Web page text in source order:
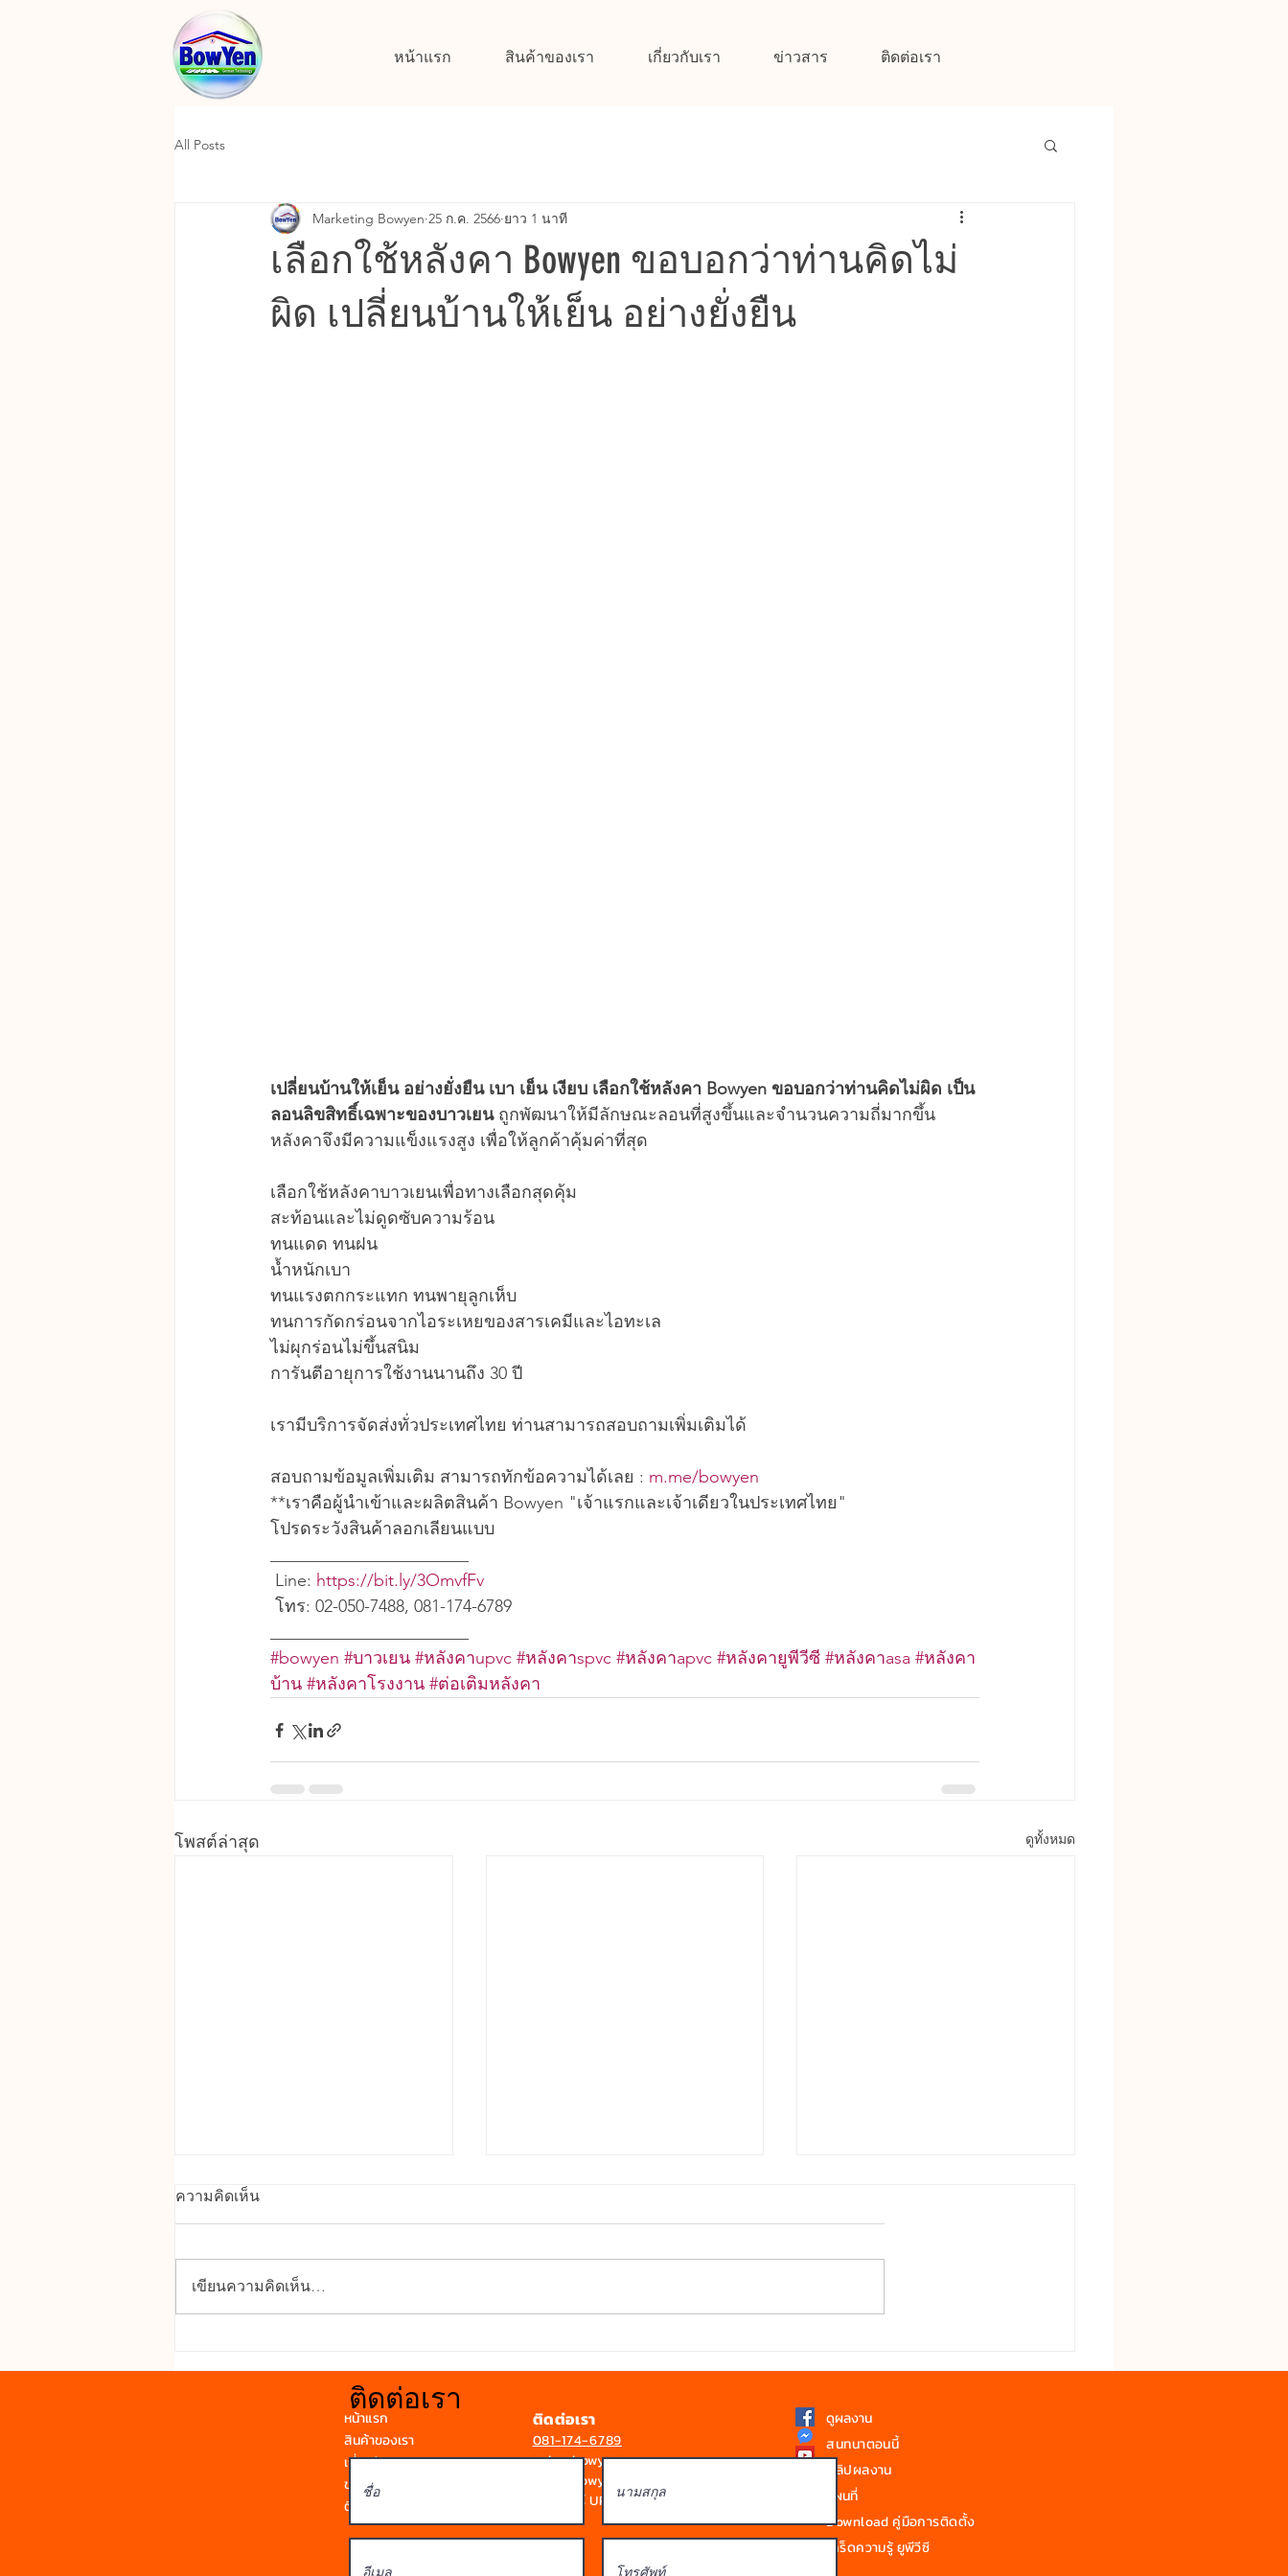
หน้าแรก สินค้าของเรา เกี่ยวกับเรา ข่าวสาร ติดต่อเรา
All Posts
เลือกใช้หลังคา Bowyen ขอบอกว่าท่านคิดไม่
ผิด เปลี่ยนบ้านให้เย็น อย่างยั่งยืน
Marketing Bowyen 25 ก.ค. 2566 ยาว 1 นาที
เปลี่ยนบ้านให้เย็น อย่างยั่งยืน เบา เย็น เงียบ เลือกใช้หลังคา Bowyen ขอบอกว่าท่านคิดไม่ผิด เป็น
ลอนลิขสิทธิ์เฉพาะของบาวเยน ถูกพัฒนาให้มีลักษณะลอนที่สูงขึ้นและจำนวนความถี่มากขึ้น
หลังคาจึงมีความแข็งแรงสูง เพื่อให้ลูกค้าคุ้มค่าที่สุด
เลือกใช้หลังคาบาวเยนเพื่อทางเลือกสุดคุ้ม
สะท้อนและไม่ดูดซับความร้อน
ทนแดด ทนฝน
น้ำหนักเบา
ทนแรงตกกระแทก ทนพายุลูกเห็บ
ทนการกัดกร่อนจากไอระเหยของสารเคมีและไอทะเล
ไม่ผุกร่อนไม่ขึ้นสนิม
การันตีอายุการใช้งานนานถึง 30 ปี
เรามีบริการจัดส่งทั่วประเทศไทย ท่านสามารถสอบถามเพิ่มเติมได้
สอบถามข้อมูลเพิ่มเติม สามารถทักข้อความได้เลย : m.me/bowyen
**เราคือผู้นำเข้าและผลิตสินค้า Bowyen "เจ้าแรกและเจ้าเดียวในประเทศไทย"
โปรดระวังสินค้าลอกเลียนแบบ
Line: https://bit.ly/3OmvfFv
โทร: 02-050-7488, 081-174-6789
#bowyen #บาวเยน #หลังคาupvc #หลังคาspvc #หลังคาapvc #หลังคายูพีวีซี #หลังคาasa #หลังคา
บ้าน #หลังคาโรงงาน #ต่อเติมหลังคา
โพสต์ล่าสุด ดูทั้งหมด
คุณสมบัติเด่นของ UPVC
ทนฝน ไม่บิดงอ โก่งตัว หรือผุกร่อน
จากความชื้นได้ดี กันน้ำและ
ลดเสียงรบกวนจ
เอียงน้อย
ใส BowYen
ความคิดเห็น
เขียนความคิดเห็น…
หน้าแรก
สินค้าของเรา
เกี่ยวกับเรา
ข่าวสาร
ติดต่อเรา
ติดต่อเรา
081-174-6789
sale@bowyen.com
Line : bowyen
ดูโบรชัวร์ UPVC / SPVC
ดูผลงาน
สนทนาตอนนี้
คลิปผลงาน
แผนที่
Download คู่มือการติดตั้ง
เกร็ดความรู้ ยูพีวีซี
ติดต่อเรา